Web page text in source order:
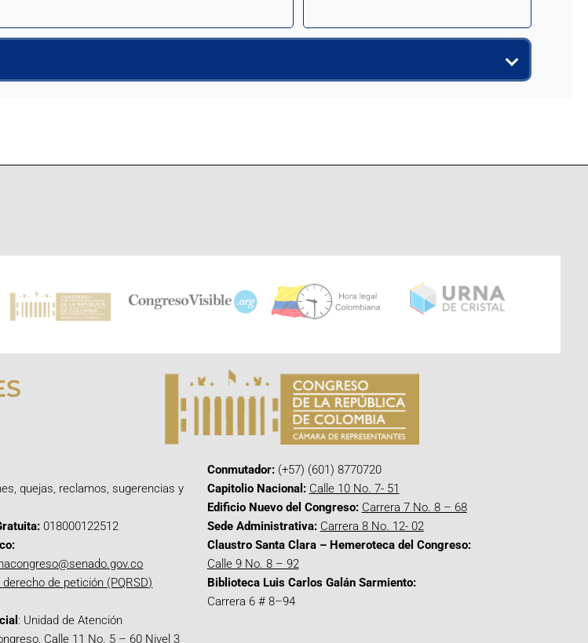
quejas, reclamos, sugerencias y
018000122512
de petición (PQRSD)
: Unidad de Atención
Calle 11 No. 5 – 60 Nivel 3
Conmutador:(+57) (601) 8770720
Capitolio Nacional: Calle 10 No. 7- 51
Edificio Nuevo del Congreso: Carrera 7 No. 8 – 68
Sede Administrativa: Carrera 8 No. 12- 02
Claustro Santa Clara – Hemeroteca del Congreso:
Calle 9 No. 8 – 92
Biblioteca Luis Carlos Galán Sarmiento:
Carrera 6 # 8–94